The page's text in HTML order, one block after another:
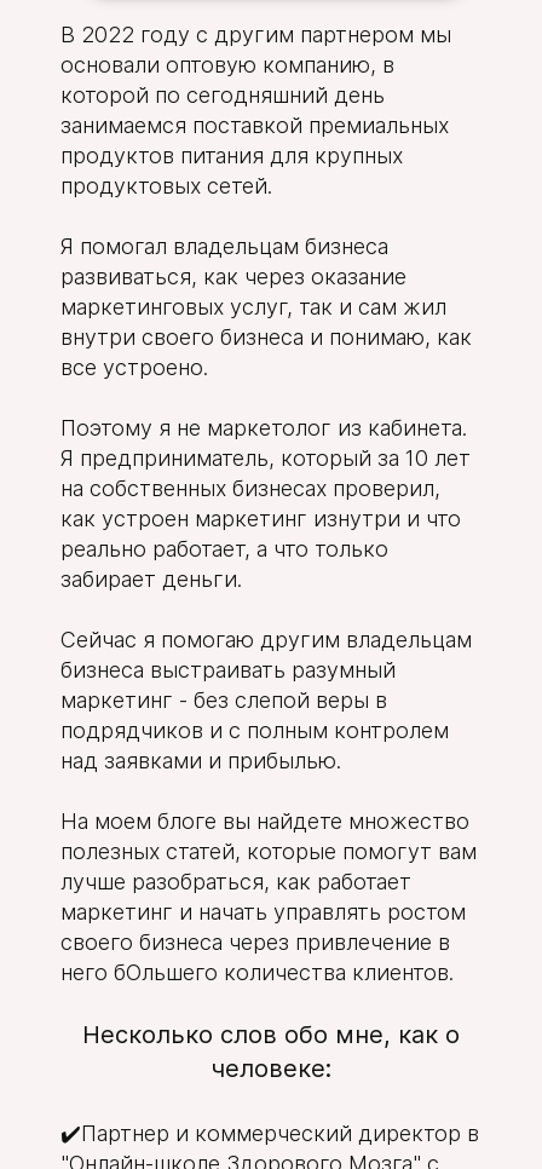
В 2022 году с другим партнером мы
основали оптовую компанию, в
которой по сегодняшний день
занимаемся поставкой премиальных
продуктов питания для крупных
продуктовых сетей.
Я помогал владельцам бизнеса
развиваться, как через оказание
маркетинговых услуг, так и сам жил
внутри своего бизнеса и понимаю, как
все устроено.
Поэтому я не маркетолог из кабинета.
Я предприниматель, который за 10 лет
на собственных бизнесах проверил,
как устроен маркетинг изнутри и что
реально работает, а что только
забирает деньги.
Сейчас я помогаю другим владельцам
бизнеса выстраивать разумный
маркетинг - без слепой веры в
подрядчиков и с полным контролем
над заявками и прибылью.
На моем блоге вы найдете множество
полезных статей, которые помогут вам
лучше разобраться, как работает
маркетинг и начать управлять ростом
своего бизнеса через привлечение в
него бОльшего количества клиентов.
Несколько слов обо мне, как о
человеке:
✔️Партнер и коммерческий директор в